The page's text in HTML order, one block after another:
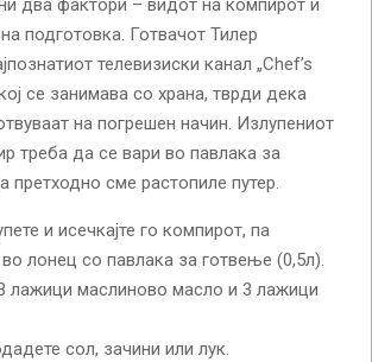
два фактори – видот на компирот и
подготовка. Готвачот Тилер
телевизиски канал „Chef’s
се занимава со храна, тврди дека
на погрешен начин. Излупениот
треба да се вари во павлака за
претходно сме растопиле путер.
и исечкајте го компирот, па
лонец со павлака за готвење (0,5л).
лажици маслиново масло и 3 лажици
сол, зачини или лук.